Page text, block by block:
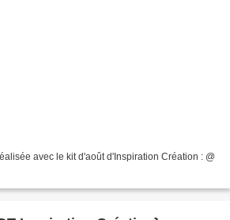
avec le kit d'août d'Inspiration Création : @